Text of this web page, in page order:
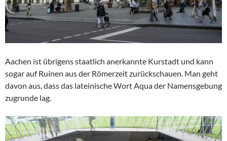
Aachen ist übrigens staatlich anerkannte Kurstadt und kann
sogar auf Ruinen aus der Römerzeit zurückschauen. Man geht
davon aus, dass das lateinische Wort Aqua der Namensgebung
zugrunde lag.